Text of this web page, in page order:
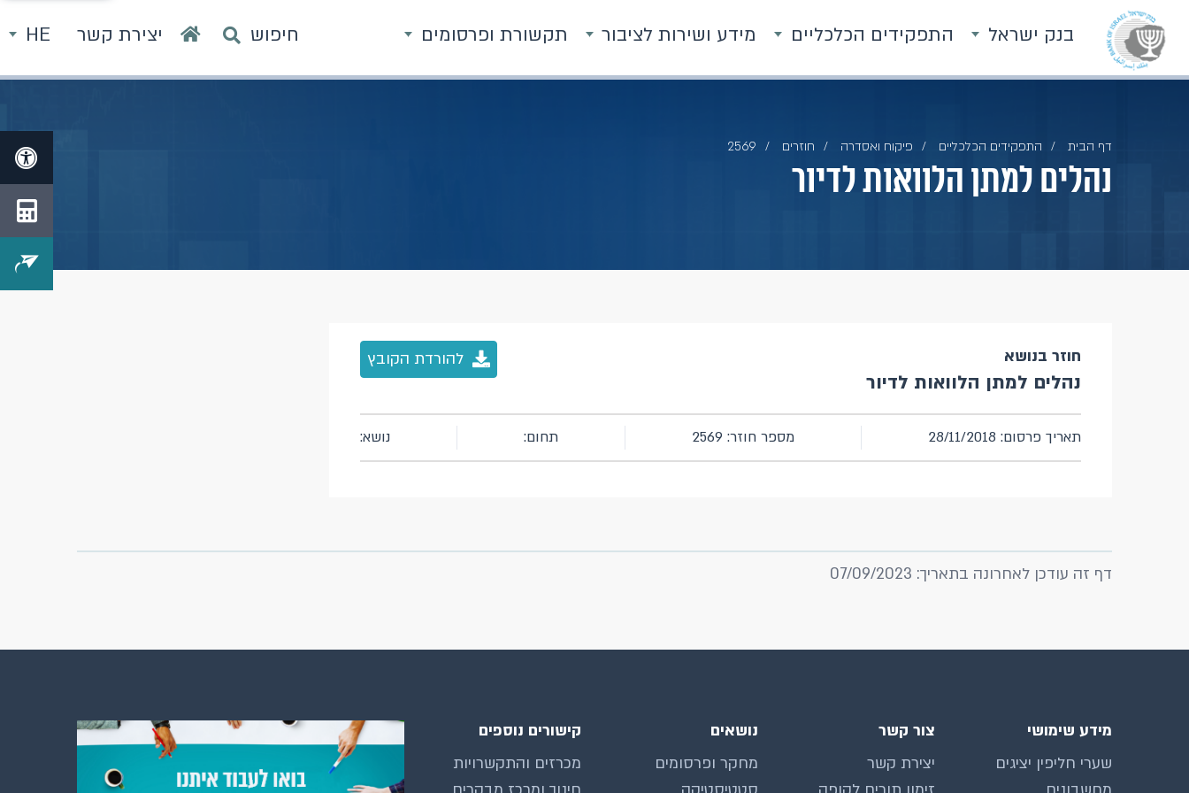
בנק ישראל התפקידים הכלכליים מידע ושירות לציבור תקשורת ופרסומים חיפוש יצירת קשר HE
דף הבית התפקידים הכלכליים פיקוח ואסדרה חוזרים 2569
נהלים למתן הלוואות לדיור
חוזר בנושא
נהלים למתן הלוואות לדיור
להורדת הקובץ
תאריך פרסום: 28/11/2018 מספר חוזר: 2569 תחום: נושא:
דף זה עודכן לאחרונה בתאריך: 07/09/2023
מידע שימושי
שערי חליפין יציגים
צור קשר
יצירת קשר
נושאים
מחקר ופרסומים
קישורים נוספים
מכרזים והתקשרויות